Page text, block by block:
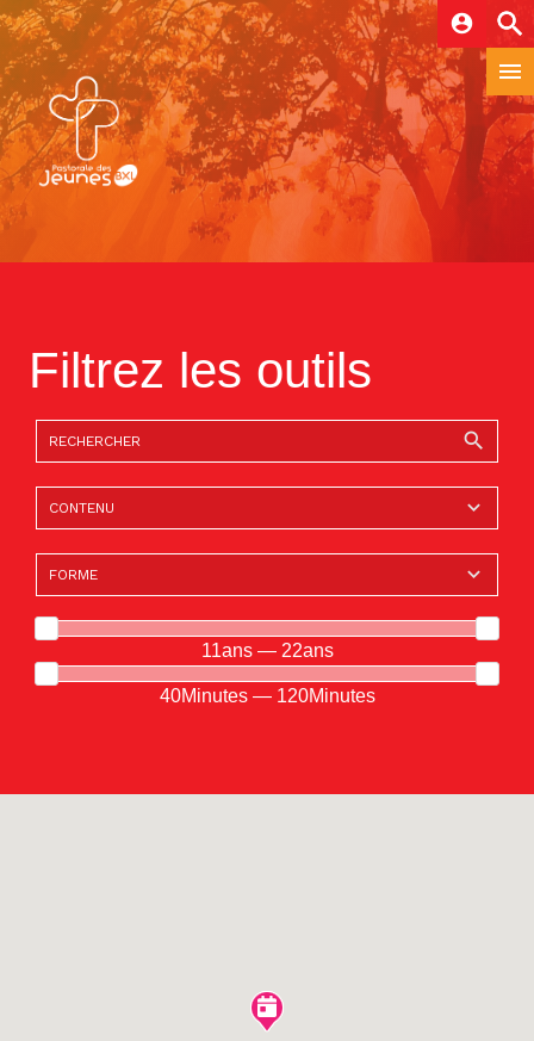
account_circle
Filtrez les outils
11ans — 22ans
40Minutes — 120Minutes